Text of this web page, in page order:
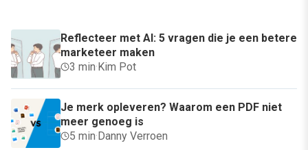
Reflecteer met AI: 5 vragen die je een betere
marketeer maken
3 min·Kim Pot
Je merk opleveren? Waarom een PDF niet
meer genoeg is
5 min·Danny Verroen